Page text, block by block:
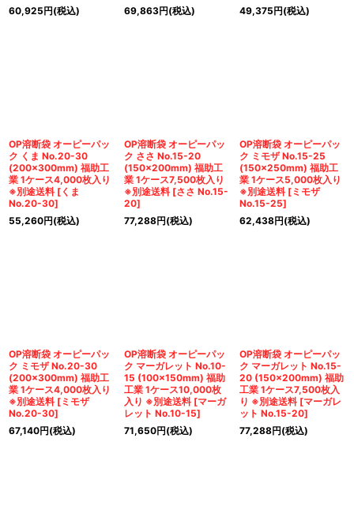
60,925円(税込)
69,863円(税込)
49,375円(税込)
OP溶断袋 オーピーパッ
ク くま No.20-30
(200×300mm) 福助工
業 1ケース4,000枚入り
※別途送料 [ くま
No.20-30]
55,260円(税込)
OP溶断袋 オーピーパッ
ク ささ No.15-20
(150×200mm) 福助工
業 1ケース7,500枚入り
※別途送料 [ささ No.15-
20]
77,288円(税込)
OP溶断袋 オーピーパッ
ク ミモザ No.15-25
(150×250mm) 福助工
業 1ケース5,000枚入り
※別途送料 [ミモザ
No.15-25]
62,438円(税込)
OP溶断袋 オーピーパッ
ク ミモザ No.20-30
(200×300mm) 福助工
業 1ケース4,000枚入り
※別途送料 [ ミモザ
No.20-30]
67,140円(税込)
OP溶断袋 オーピーパッ
ク マーガレット No.10-
15 (100×150mm) 福助
工業 1ケース10,000枚
入り ※別途送料 [マーガ
レット No.10-15]
71,650円(税込)
OP溶断袋 オーピーパッ
ク マーガレット No.15-
20 (150×200mm) 福助
工業 1ケース7,500枚入
り ※別途送料 [マーガレ
ット No.15-20]
77,288円(税込)